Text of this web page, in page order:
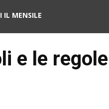
IL MENSILE
e le